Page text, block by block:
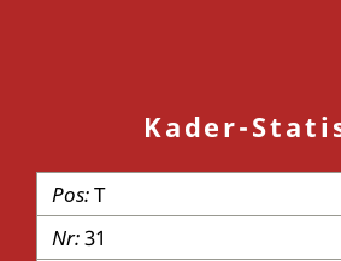
Kader-
T
31